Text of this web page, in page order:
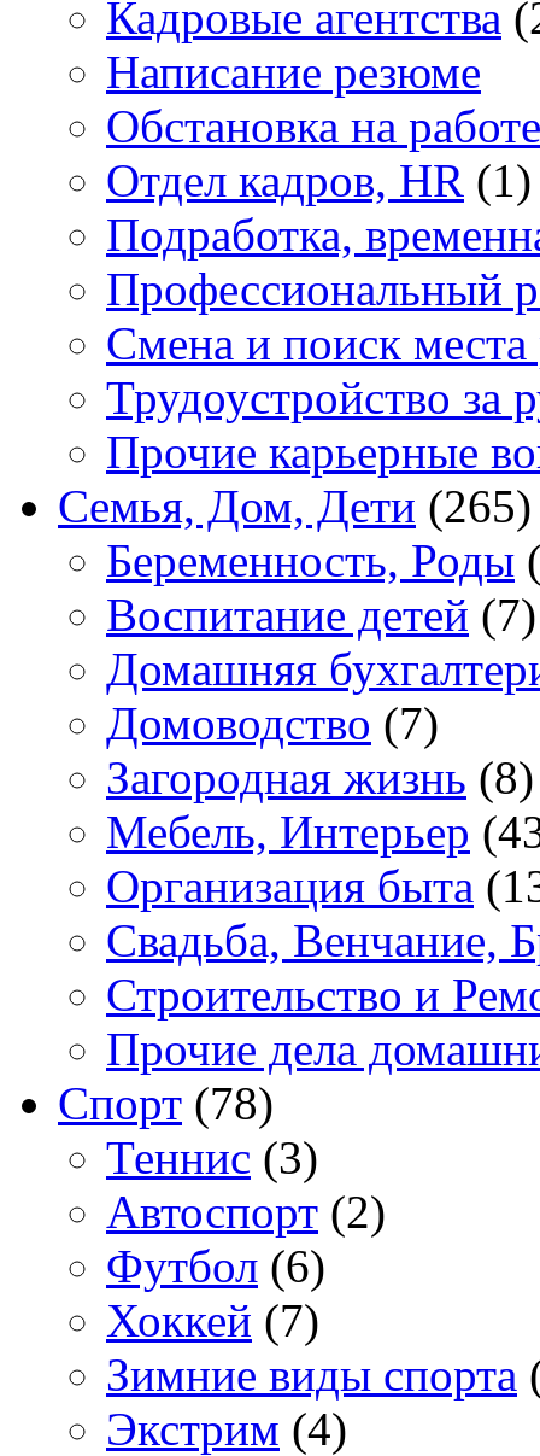
Кадровые агентства
Написание резюме
Обстановка на работе
Отдел кадров, HR (1)
Подработка,
Профессиональный
Смена и поиск места
Трудоустройство за
Прочие карьерные
Семья, Дом, Дети (265)
Беременность, Роды
Воспитание детей (7)
Домашняя
Домоводство (7)
Загородная жизнь (8)
Мебель, Интерьер
Организация быта
Свадьба, Венчание,
Строительство и
Прочие дела
Спорт (78)
Теннис (3)
Автоспорт (2)
Футбол (6)
Хоккей (7)
Зимние виды спорта
Экстрим (4)